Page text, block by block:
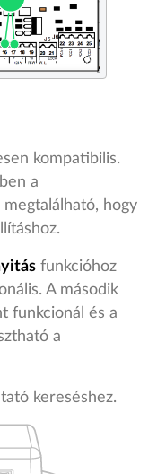
kompatibilis.
a
megtalálható, hogy
funkcióhoz
A második
funkcionál és a
a
kereséshez.